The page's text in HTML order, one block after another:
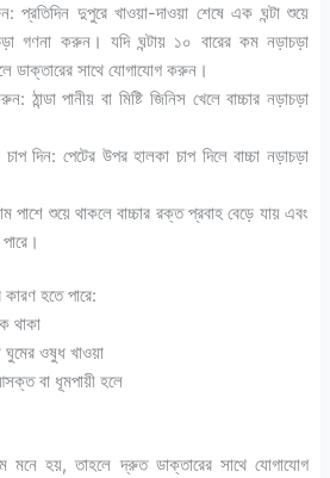
প্রতিদিন দুপুরে খাওয়া-দাওয়া শেষে এক ঘন্টা শুয়ে
গণনা করুন। যদি ঘন্টায় ১০ বারের কম নড়াচড়া
ডাক্তারের সাথে যোগাযোগ করুন।
ঠান্ডা পানীয় বা মিষ্টি জিনিস খেলে বাচ্চার নড়াচড়া
দিন: পেটের উপর হালকা চাপ দিলে বাচ্চা নড়াচড়া
পাশে শুয়ে থাকলে বাচ্চার রক্ত ​​প্রবাহ বেড়ে যায় এবং
হতে পারে:
থাকা
ঘুমের ওষুধ খাওয়া
বা ধূমপায়ী হলে
মনে হয়, তাহলে দ্রুত ডাক্তারের সাথে যোগাযোগ